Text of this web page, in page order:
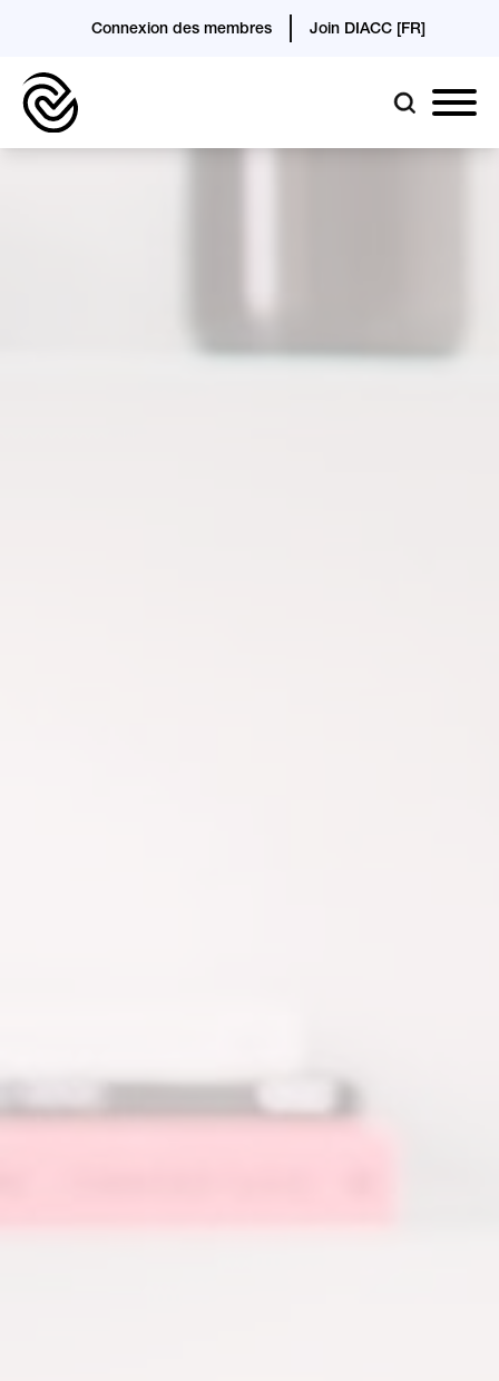
Connexion des membres Join DIACC [FR]